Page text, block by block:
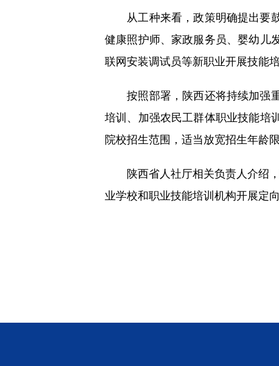
从工种来看，政策明确提出要鼓
健康照护师、家政服务员、婴幼儿
联网安装调试员等新职业开展技能培
按照部署，陕西还将持续加强重
培训、加强农民工群体职业技能培
院校招生范围，适当放宽招生年龄
陕西省人社厅相关负责人介绍，
业学校和职业技能培训机构开展定